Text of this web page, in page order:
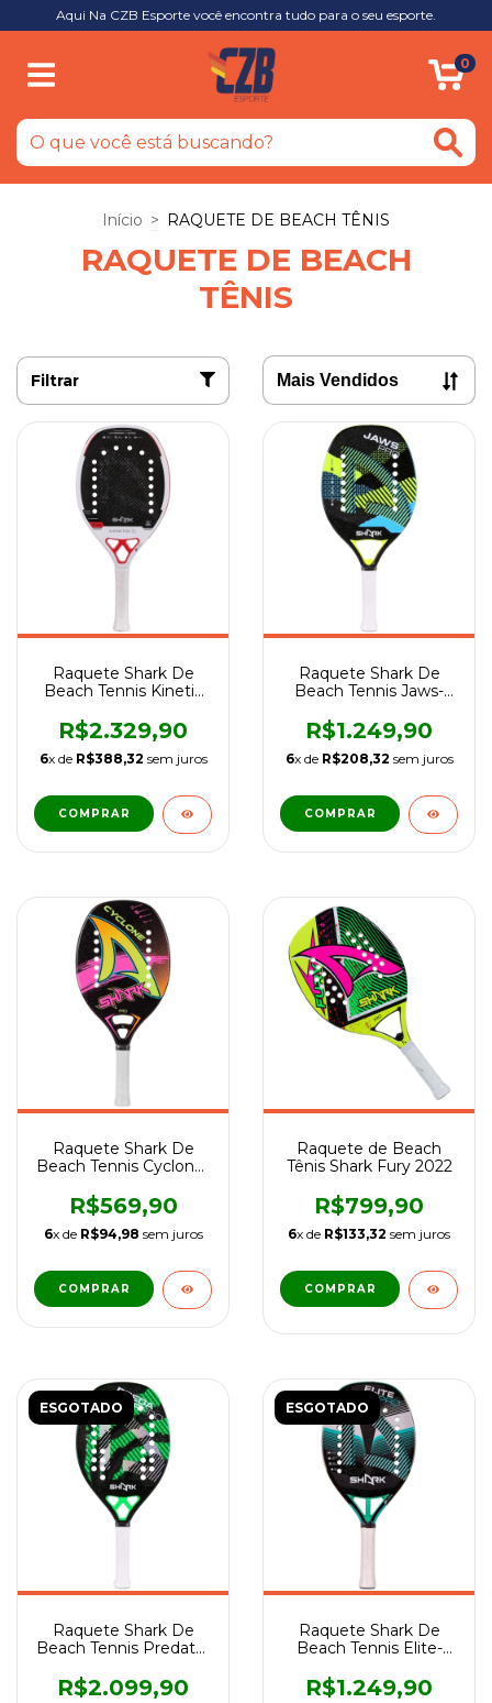
Aqui Na CZB Esporte você encontra tudo para o seu esporte.
0
Início > RAQUETE DE BEACH TÊNIS
RAQUETE DE BEACH
TÊNIS
Filtrar
Raquete Shark De
Beach Tennis Kinetic
R$2.329,90
6x de R$388,32 sem juros
COMPRAR
Raquete Shark De
Beach Tennis Jaws-
R$1.249,90
6x de R$208,32 sem juros
COMPRAR
Raquete Shark De
Beach Tennis Cyclone-
R$569,90
6x de R$94,98 sem juros
COMPRAR
Raquete de Beach
Tênis Shark Fury 2022
R$799,90
6x de R$133,32 sem juros
ESGOTADO
Raquete Shark De
Beach Tennis Predator
R$2.099,90
ESGOTADO
Raquete Shark De
Beach Tennis Elite-
R$1.249,90